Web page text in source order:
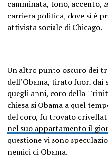
camminata, tono, accento,
carriera politica, dove si è
attivista sociale di Chicago.
Un altro punto oscuro dei
dell’Obama, tirato fuori
quegli anni, coro della
chiesa si Obama a quel
del coro, fu trovato
nel suo appartamento il
questione vi sono
nemici di Obama.